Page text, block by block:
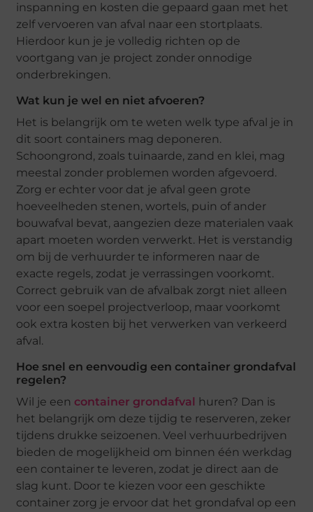
inspanning en kosten die gepaard gaan met het
zelf vervoeren van afval naar een stortplaats.
Hierdoor kun je je volledig richten op de
voortgang van je project zonder onnodige
onderbrekingen.
Wat kun je wel en niet afvoeren?
Het is belangrijk om te weten welk type afval je in
dit soort containers mag deponeren.
Schoongrond, zoals tuinaarde, zand en klei, mag
meestal zonder problemen worden afgevoerd.
Zorg er echter voor dat je afval geen grote
hoeveelheden stenen, wortels, puin of ander
bouwafval bevat, aangezien deze materialen vaak
apart moeten worden verwerkt. Het is verstandig
om bij de verhuurder te informeren naar de
exacte regels, zodat je verrassingen voorkomt.
Correct gebruik van de afvalbak zorgt niet alleen
voor een soepel projectverloop, maar voorkomt
ook extra kosten bij het verwerken van verkeerd
afval.
Hoe snel en eenvoudig een container grondafval
regelen?
Wil je een container grondafval
huren? Dan is
het belangrijk om deze tijdig te reserveren, zeker
tijdens drukke seizoenen. Veel verhuurbedrijven
bieden de mogelijkheid om binnen één werkdag
een container te leveren, zodat je direct aan de
slag kunt. Door te kiezen voor een geschikte
container zorg je ervoor dat het grondafval op een